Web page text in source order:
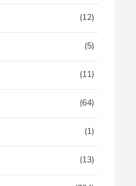
(12)
(5)
(11)
(64)
(1)
(13)